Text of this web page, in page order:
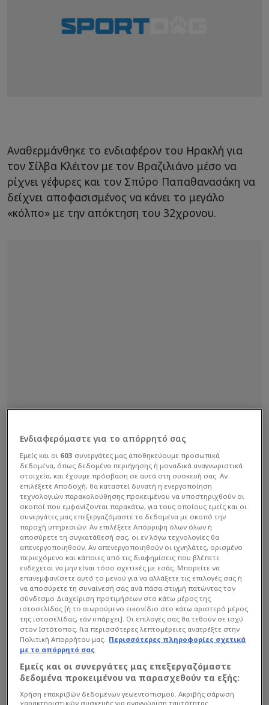
Αναθερμάνθηκε το ενδιαφέρον του Ηρακλή για
τον Σίλβα Κλέιτον με τον Βραζιλιάνο μέσο να
ρίχνει γέφυρες και τον Σπύρο Παπαθανασάκη να
δείχνει αποφασισμένος να κάνει το μεγάλο
«κόλπο» με την απόκτηση του 32χρονου.
Η «καψούρα» του Παπαθανασάκη για τον Κλέιτον
ξεκίνησε από τον ημιτελικό κυπέλλου, όταν ο
32χρονος μεσοεπιθετικός είχε πετύχει το
μοναδικό γκολ που έστειλε την Ξάνθη στον
τελικό.
Ενδιαφερόμαστε για το απόρρητό σας
Εμείς και οι 603 συνεργάτες μας αποθηκεύουμε προσωπικά
δεδομένα, όπως δεδομένα περιήγησης ή μοναδικά αναγνωριστικά
στοιχεία, και έχουμε πρόσβαση σε αυτά στη συσκευή σας. Αν
επιλέξετε Αποδοχή, θα καταστεί δυνατή η ενεργοποίηση
τεχνολογιών παρακολούθησης προκειμένου να υποστηριχθούν οι
σκοποί που εμφανίζονται παρακάτω, για τους οποίους εμείς και οι
συνεργάτες μας επεξεργαζόμαστε τα δεδομένα με σκοπό την
παροχή υπηρεσιών. Αν επιλέξετε Απόρριψη όλων όλων ή
αποσύρετε τη συγκατάθεσή σας, οι εν λόγω τεχνολογίες θα
απενεργοποιηθούν. Αν απενεργοποιηθούν οι ιχνηλάτες, ορισμένο
περιεχόμενο και κάποιες από τις διαφημίσεις που βλέπετε
ενδέχεται να μην είναι τόσο σχετικές με εσάς. Μπορείτε να
επανεμφανίσετε αυτό το μενού για να αλλάξετε τις επιλογές σας ή
να αποσύρετε τη συναίνεσή σας ανά πάσα στιγμή πατώντας τον
σύνδεσμο Διαχείριση προτιμήσεων στο κάτω μέρος της
ιστοσελίδας [ή το αιωρούμενο εικονίδιο στο κάτω αριστερό μέρος
της ιστοσελίδας, εάν υπάρχει]. Οι επιλογές σας θα τεθούν σε ισχύ
στον Ιστότοπος. Για περισσότερες λεπτομέρειες ανατρέξτε στην
Πολιτική Απορρήτου μας. Περισσότερες πληροφορίες σχετικά
με το απόρρητό σας
Εμείς και οι συνεργάτες μας επεξεργαζόμαστε
δεδομένα προκειμένου να παρασχεθούν τα εξής:
Χρήση επακριβών δεδομένων γεωεντοπισμού. Ακριβής σάρωση
χαρακτηριστικών συσκευής για αναγνώριση ταυτότητας.